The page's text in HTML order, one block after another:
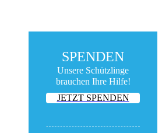
SPENDEN
Unsere Schützlinge
brauchen Ihre Hilfe!
JETZT SPENDEN